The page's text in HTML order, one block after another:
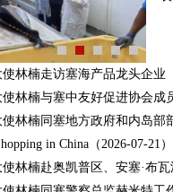
林楠走访塞海产品龙头企业
林楠与塞中友好促进协会成
林楠同塞地方政府和内岛部
in China（2026-07-21）
林楠赴奥凯普区、安塞·布